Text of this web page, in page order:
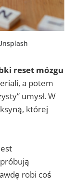
reset mózgu
a potem
umysł. W
której
robi coś